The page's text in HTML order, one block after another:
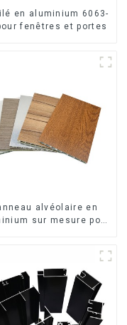
en aluminium 6063-
fenêtres et portes
alvéolaire en
sur mesure pour